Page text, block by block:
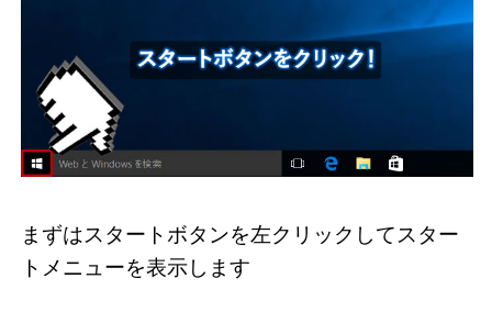
まずはスタートボタンを左クリックしてスター
トメニューを表示します